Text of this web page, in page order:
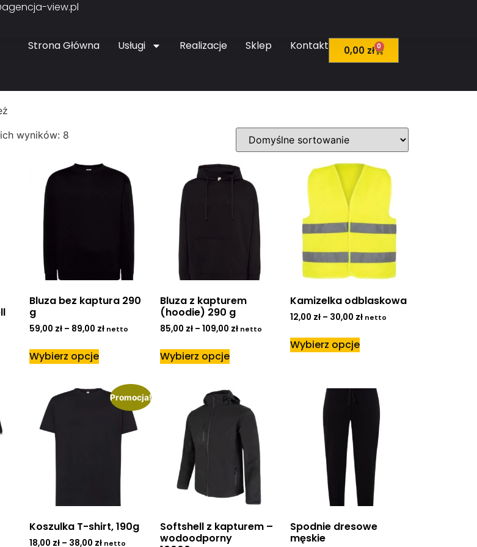
view.pl
Strona Główna Usługi Realizacje Sklep Kontakt 0,00 zł 0
wyników: 8
Bluza bez kaptura 290
g
59,00 zł – 89,00 zł netto
Wybierz opcje
Bluza z kapturem
(hoodie) 290 g
85,00 zł – 109,00 zł netto
Wybierz opcje
Kamizelka odblaskowa
12,00 zł – 30,00 zł netto
Wybierz opcje
Promocja!
Koszulka T-shirt, 190g
18,00 zł – 38,00 zł netto
Softshell z kapturem –
wodoodporny
Spodnie dresowe
męskie